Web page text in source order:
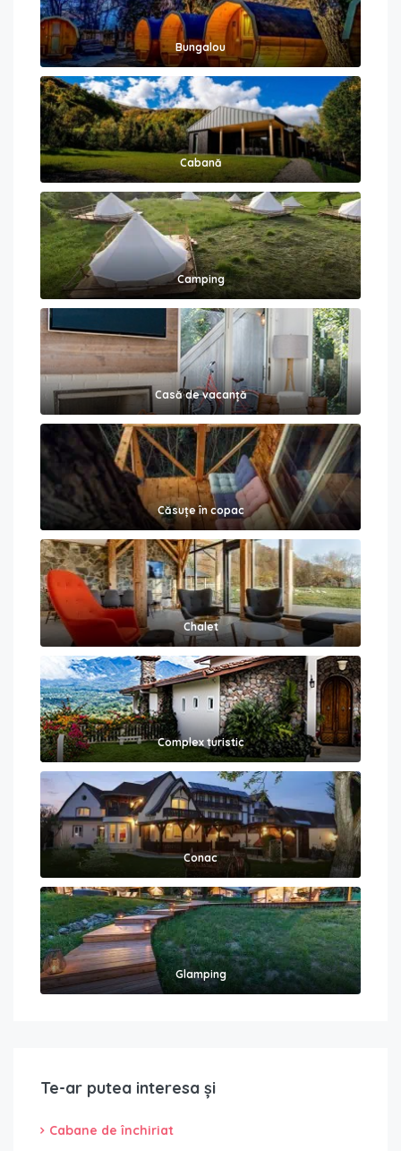
Bungalou
Cabană
Camping
Casă de vacanță
Căsuțe în copac
Chalet
Complex turistic
Conac
Glamping
Te-ar putea interesa și
Cabane de închiriat